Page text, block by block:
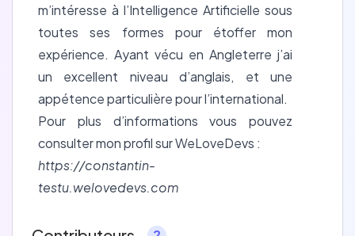
m’intéresse à l’Intelligence Artificielle sous
toutes ses formes pour étoffer mon
expérience. Ayant vécu en Angleterre j’ai
un excellent niveau d’anglais, et une
appétence particulière pour l’international.
Pour plus d’informations vous pouvez
consulter mon profil sur WeLoveDevs :
https://constantin-
testu.welovedevs.com